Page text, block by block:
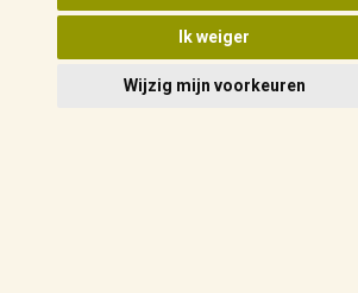
Ik weiger
Wijzig mijn voorkeuren
Privacy Policy